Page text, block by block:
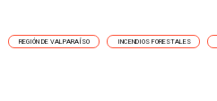
REGIÓN DE VALPARAÍSO INCENDIOS FORESTALES